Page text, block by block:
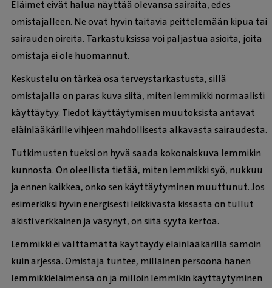
Eläimet eivät halua näyttää olevansa sairaita, edes
omistajalleen. Ne ovat hyvin taitavia peittelemään kipua tai
sairauden oireita. Tarkastuksissa voi paljastua asioita, joita
omistaja ei ole huomannut.
Keskustelu on tärkeä osa terveystarkastusta, sillä
omistajalla on paras kuva siitä, miten lemmikki normaalisti
käyttäytyy. Tiedot käyttäytymisen muutoksista antavat
eläinlääkärille vihjeen mahdollisesta alkavasta sairaudesta.
Tutkimusten tueksi on hyvä saada kokonaiskuva lemmikin
kunnosta. On oleellista tietää, miten lemmikki syö, nukkuu
ja ennen kaikkea, onko sen käyttäytyminen muuttunut. Jos
esimerkiksi hyvin energisesti leikkivästä kissasta on tullut
äkisti verkkainen ja väsynyt, on siitä syytä kertoa.
Lemmikki ei välttämättä käyttäydy eläinlääkärillä samoin
kuin arjessa. Omistaja tuntee, millainen persoona hänen
lemmikkieläimensä on ja milloin lemmikin käyttäytyminen